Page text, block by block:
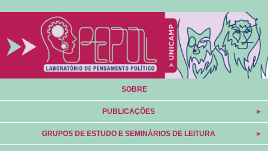
conteúdo
SOBRE
PUBLICAÇÕES
GRUPOS DE ESTUDO E SEMINÁRIOS DE LEITURA